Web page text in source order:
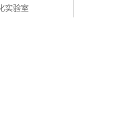
实验室